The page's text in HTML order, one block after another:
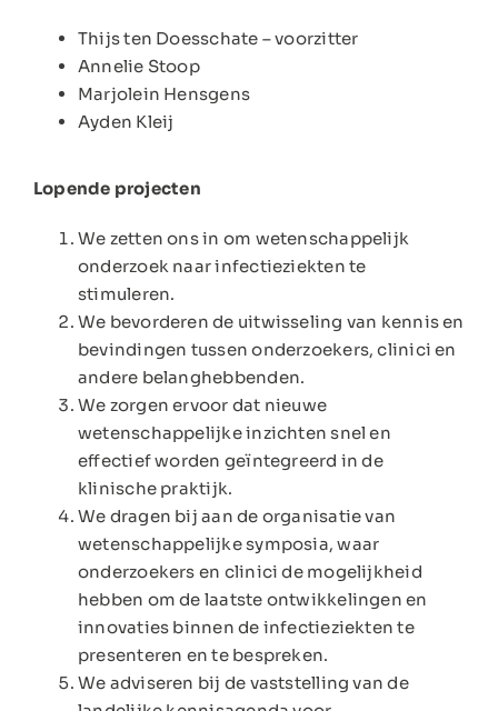
Thijs ten Doesschate – voorzitter
Annelie Stoop
Marjolein Hensgens
Ayden Kleij
Lopende projecten
We zetten ons in om wetenschappelijk
onderzoek naar infectieziekten te
stimuleren.
We bevorderen de uitwisseling van kennis en
bevindingen tussen onderzoekers, clinici en
andere belanghebbenden.
We zorgen ervoor dat nieuwe
wetenschappelijke inzichten snel en
effectief worden geïntegreerd in de
klinische praktijk.
We dragen bij aan de organisatie van
wetenschappelijke symposia, waar
onderzoekers en clinici de mogelijkheid
hebben om de laatste ontwikkelingen en
innovaties binnen de infectieziekten te
presenteren en te bespreken.
We adviseren bij de vaststelling van de